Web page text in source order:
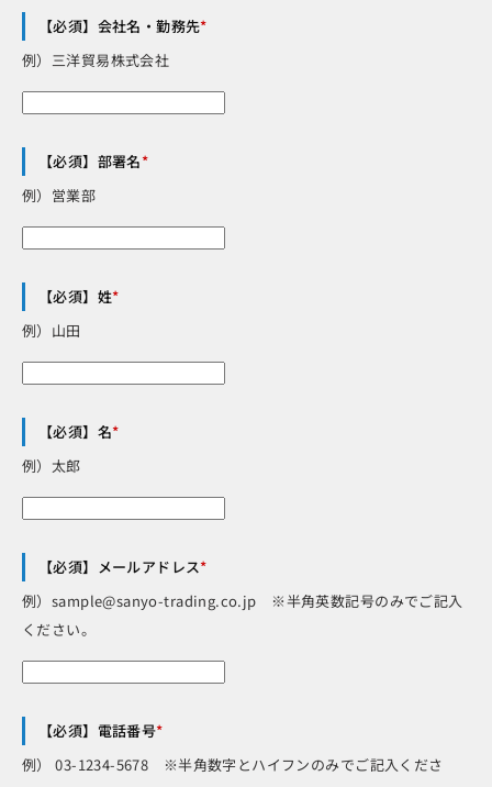
【必須】会社名・勤務先*
例）三洋貿易株式会社
【必須】部署名*
例）営業部
【必須】姓*
例）山田
【必須】名*
例）太郎
【必須】メールアドレス*
例）sample@sanyo-trading.co.jp ※半角英数記号のみでご記入
ください。
【必須】電話番号*
例） 03-1234-5678 ※半角数字とハイフンのみでご記入くださ